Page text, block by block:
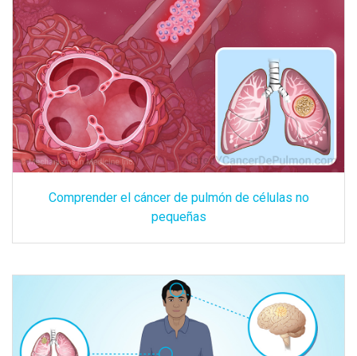
Comprender el cáncer de pulmón de células no
pequeñas